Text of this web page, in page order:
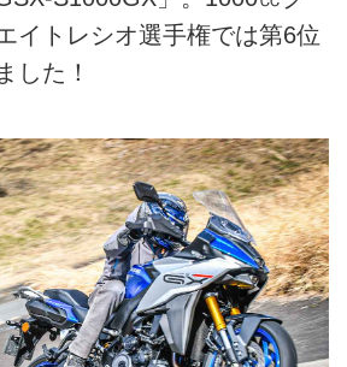
イトレシオ選手権では第6位
した！